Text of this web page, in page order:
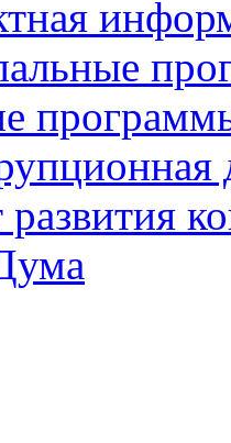
развития